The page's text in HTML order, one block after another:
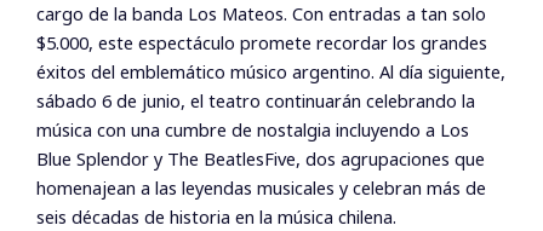
cargo de la banda Los Mateos. Con entradas a tan solo
$5.000, este espectáculo promete recordar los grandes
éxitos del emblemático músico argentino. Al día siguiente,
sábado 6 de junio, el teatro continuarán celebrando la
música con una cumbre de nostalgia incluyendo a Los
Blue Splendor y The BeatlesFive, dos agrupaciones que
homenajean a las leyendas musicales y celebran más de
seis décadas de historia en la música chilena.